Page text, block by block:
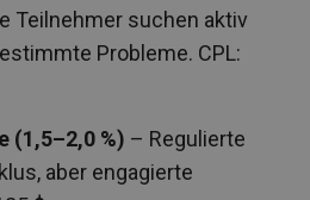
Teilnehmer suchen aktiv
Probleme. CPL:
(1,5–2,0 %) – Regulierte
aber engagierte